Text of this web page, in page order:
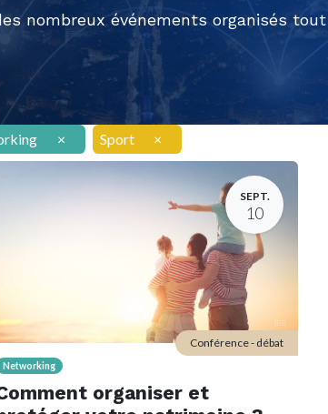
nombreux événements organisés
× Sport ×
SEPT.
10
Networking
organiser et
Conférence - débat